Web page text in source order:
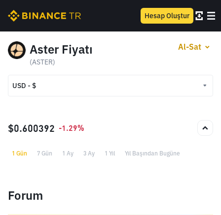
Hesap Oluştur
Aster Fiyatı
(ASTER)
Al-Sat
USD - $
TRY - ₺
$0.600392 -1.29%
1 Gün 7 Gün 1 Ay 3 Ay 1 Yıl Yıl Başından Bugüne
Forum